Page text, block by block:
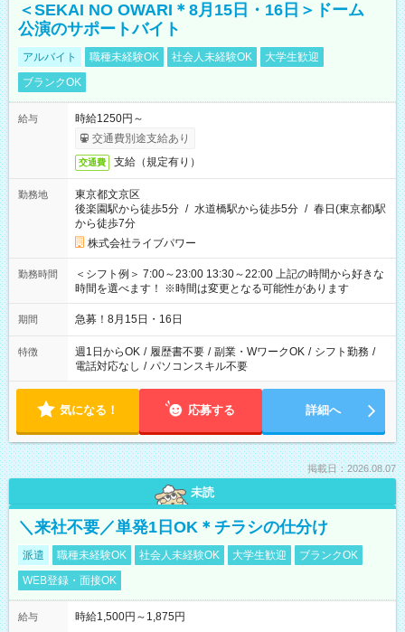
＜SEKAI NO OWARI＊8月15日・16日＞ドーム
公演のサポートバイト
アルバイト 職種未経験OK 社会人未経験OK
大学生歓迎
ブランクOK
給与
時給1250円～
交通費別途支給あり
交通費 支給（規定有り）
勤務地
東京都文京区
後楽園駅から徒歩5分 / 水道橋駅から徒歩5分 / 春日(東京都)駅
から徒歩7分
株式会社ライブパワー
勤務時間
＜シフト例＞ 7:00～23:00 13:30～22:00 上記の時間から好きな
時間を選べます！ ※時間は変更となる可能性があります
期間 急募！8月15日・16日
特徴 週1日からOK / 履歴書不要 / 副業・WワークOK / シフト勤務 /
電話対応なし / パソコンスキル不要
気になる！ 応募する 詳細へ
掲載日：2026.08.07
未読
＼来社不要／単発1日OK＊チラシの仕分け
派遣 職種未経験OK 社会人未経験OK 大学生歓迎
ブランクOK
WEB登録・面接OK
給与 時給1,500円～1,875円